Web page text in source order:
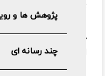
پژوهش ها و
چند رسانه ای
ترامپ قلمداد می
جبهه مقابل آن
دوچندان است تا
المللی و ملی دیگر
معمولا روسای